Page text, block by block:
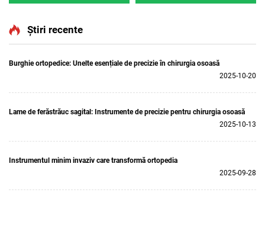
piciorului, neurochirurgie
Știri recente
Burghie ortopedice: Unelte esențiale de precizie în chirurgia osoasă
2025-10-20
Lame de ferăstrăuc sagital: Instrumente de precizie pentru chirurgia osoasă
2025-10-13
Instrumentul minim invaziv care transformă ortopedia
2025-09-28